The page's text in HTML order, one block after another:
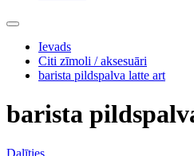
Ievads
Citi zīmoli / aksesuāri
barista pildspalva latte art
barista
Dalīties